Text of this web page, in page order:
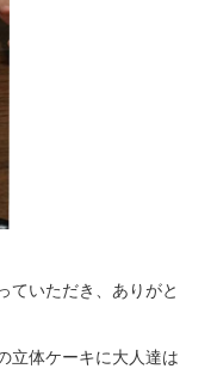
ていただき、ありがと
立体ケーキに大人達は